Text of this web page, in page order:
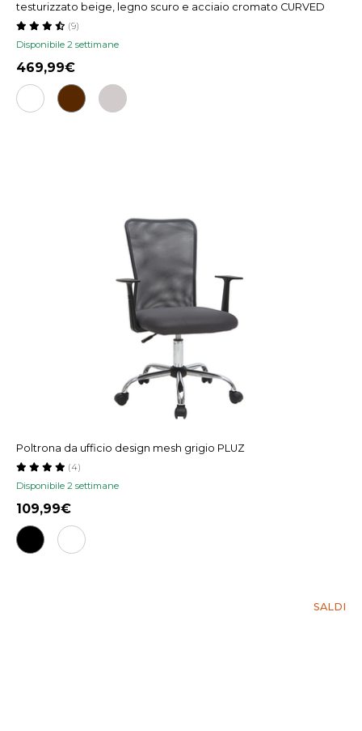
testurizzato beige, legno scuro e acciaio cromato CURVED
Disponibile 2 settimane
(9)
469,99
Poltrona da ufficio design mesh grigio PLUZ
Disponibile 2 settimane
(4)
109,99
SALDI